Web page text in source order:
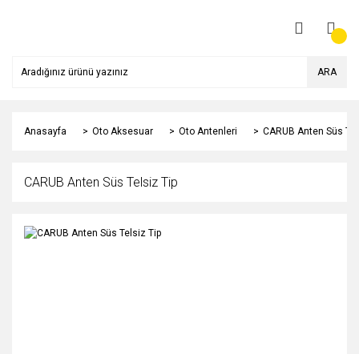
ARA
Anasayfa Oto Aksesuar Oto Antenleri CARUB Anten Süs
CARUB Anten Süs Telsiz Tip